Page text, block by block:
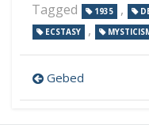
Tagged 1935 ,
ECSTASY ,
Post
navigation
Gebed